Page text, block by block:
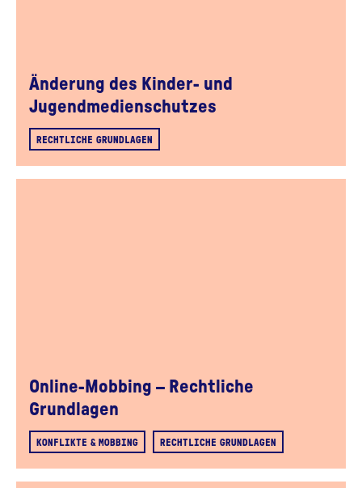
Änderung des Kinder- und
Jugendmedienschutzes
RECHTLICHE GRUNDLAGEN
Online-Mobbing – Rechtliche
Grundlagen
KONFLIKTE & MOBBING RECHTLICHE GRUNDLAGEN